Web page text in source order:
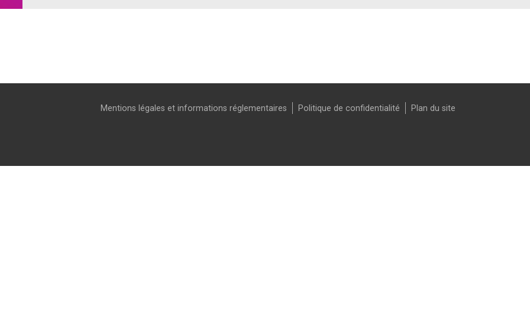
Mentions légales et informations réglementaires Politique de confidentialité Plan du site